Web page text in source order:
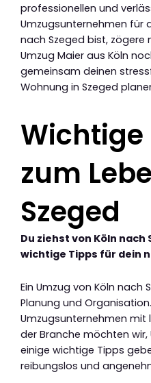
professionellen und
Umzugsunternehmen für
nach Szeged bist, zögere
Umzug Maier aus Köln
gemeinsam deinen
Wohnung in Szeged
Wichtige
zum
Szeged
Du ziehst von Köln nach
wichtige Tipps für dein
Ein Umzug von Köln nach
Planung und
Umzugsunternehmen mit
der Branche möchten wir,
einige wichtige Tipps
reibungslos und